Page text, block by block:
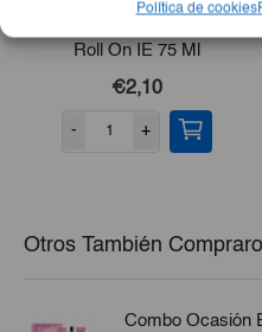
Política de cookies
Roll On IE 75 Ml
€2,10
- +
Otros También
Combo Ocasión